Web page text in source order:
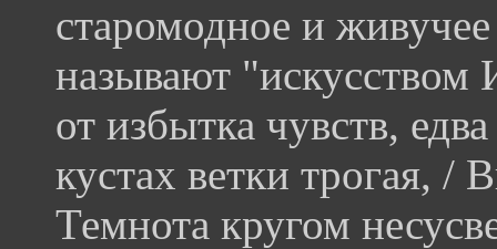
старомодное и
называют
от избытка чувств,
кустах ветки трогая,
Темнота кругом